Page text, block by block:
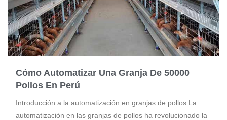
Cómo Automatizar Una Granja De 50000
Pollos En Perú
Introducción a la automatización en granjas de pollos La
automatización en las granjas de pollos ha revolucionado la